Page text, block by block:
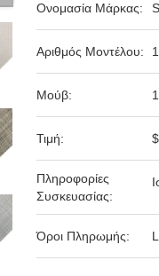
Ονομασία Μάρκας:
Αριθμός Μοντέλου:
Μούβ:
Τιμή:
Πληροφορίες
Συσκευασίας:
Όροι Πληρωμής: